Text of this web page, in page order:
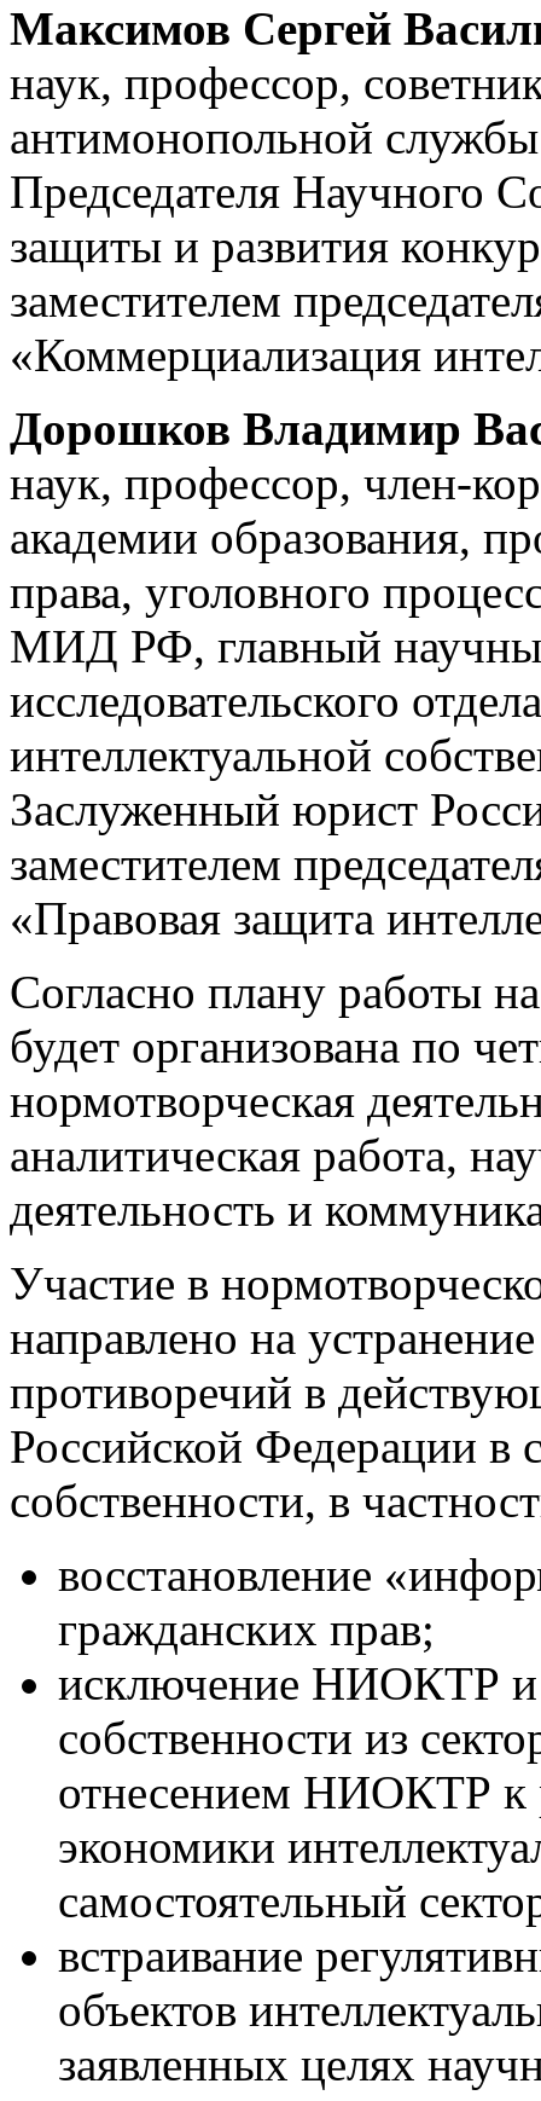
Максимов Сергей
наук, профессор,
антимонопольной
Председателя Научного
защиты и развития
заместителем
«Коммерциализация
Дорошков Владимир
наук, профессор, член-
академии образования,
права, уголовного
МИД РФ, главный
исследовательского
интеллектуальной
Заслуженный юрист
заместителем
«Правовая защита
Согласно плану работы
будет организована по
нормотворческая
аналитическая работа,
деятельность и
Участие в
направлено на
противоречий в
Российской Федерации в
собственности, в
восстановление
гражданских прав;
исключение НИОКТР и
собственности из
отнесением НИОКТР к
экономики
самостоятельный
встраивание
объектов
заявленных целях